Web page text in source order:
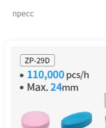
пресс